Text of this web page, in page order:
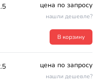
цена по запросу
нашли дешевле?
В корзину
цена по запросу
нашли дешевле?